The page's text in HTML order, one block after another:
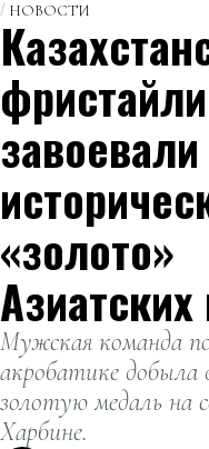
НОВОСТИ
завоевали
«золото»
Азиатских
Мужская команда
акробатике
золотую медаль на
Харбине.